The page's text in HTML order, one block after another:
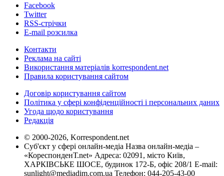
Facebook
Twitter
RSS-стрічки
E-mail розсилка
Контакти
Реклама на сайті
Використання матеріалів korrespondent.net
Правила користування сайтом
Договір користування сайтом
Політика у сфері конфіденційності і персональних даних
Угода щодо користування
Редакція
© 2000-2026, Korrespondent.net
Суб'єкт у сфері онлайн-медіа Назва онлайн-медіа –
«КореспонденТ.net» Адреса: 02091, місто Київ,
ХАРКІВСЬКЕ ШОСЕ, будинок 172-Б, офіс 208/1 E-mail:
sunlight@mediadim.com.ua Телефон: 044-205-43-00